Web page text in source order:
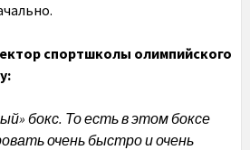
спортшколы олимпийского
бокс. То есть в этом боксе
очень быстро и очень